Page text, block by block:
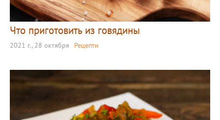
Что приготовить из говядины
2021 г., 28 октября Рецепти